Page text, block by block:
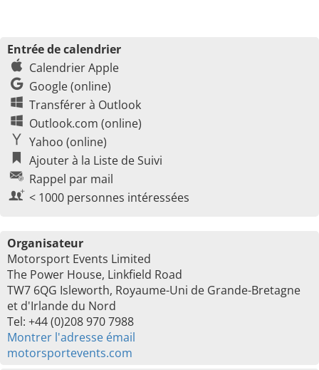
Entrée de calendrier
Calendrier Apple
Google (online)
Transférer à Outlook
Outlook.com (online)
Yahoo (online)
Ajouter à la Liste de Suivi
Rappel par mail
< 1000 personnes intéressées
Organisateur
Motorsport Events Limited
The Power House, Linkfield Road
TW7 6QG Isleworth, Royaume-Uni de Grande-Bretagne
et d'Irlande du Nord
Tel: +44 (0)208 970 7988
Montrer l'adresse émail
motorsportevents.com